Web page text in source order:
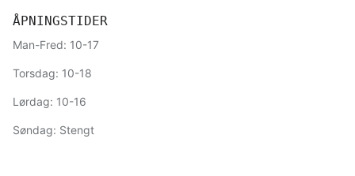
ÅPNINGSTIDER
Man-Fred: 10-17
Torsdag: 10-18
Lørdag: 10-16
Søndag: Stengt